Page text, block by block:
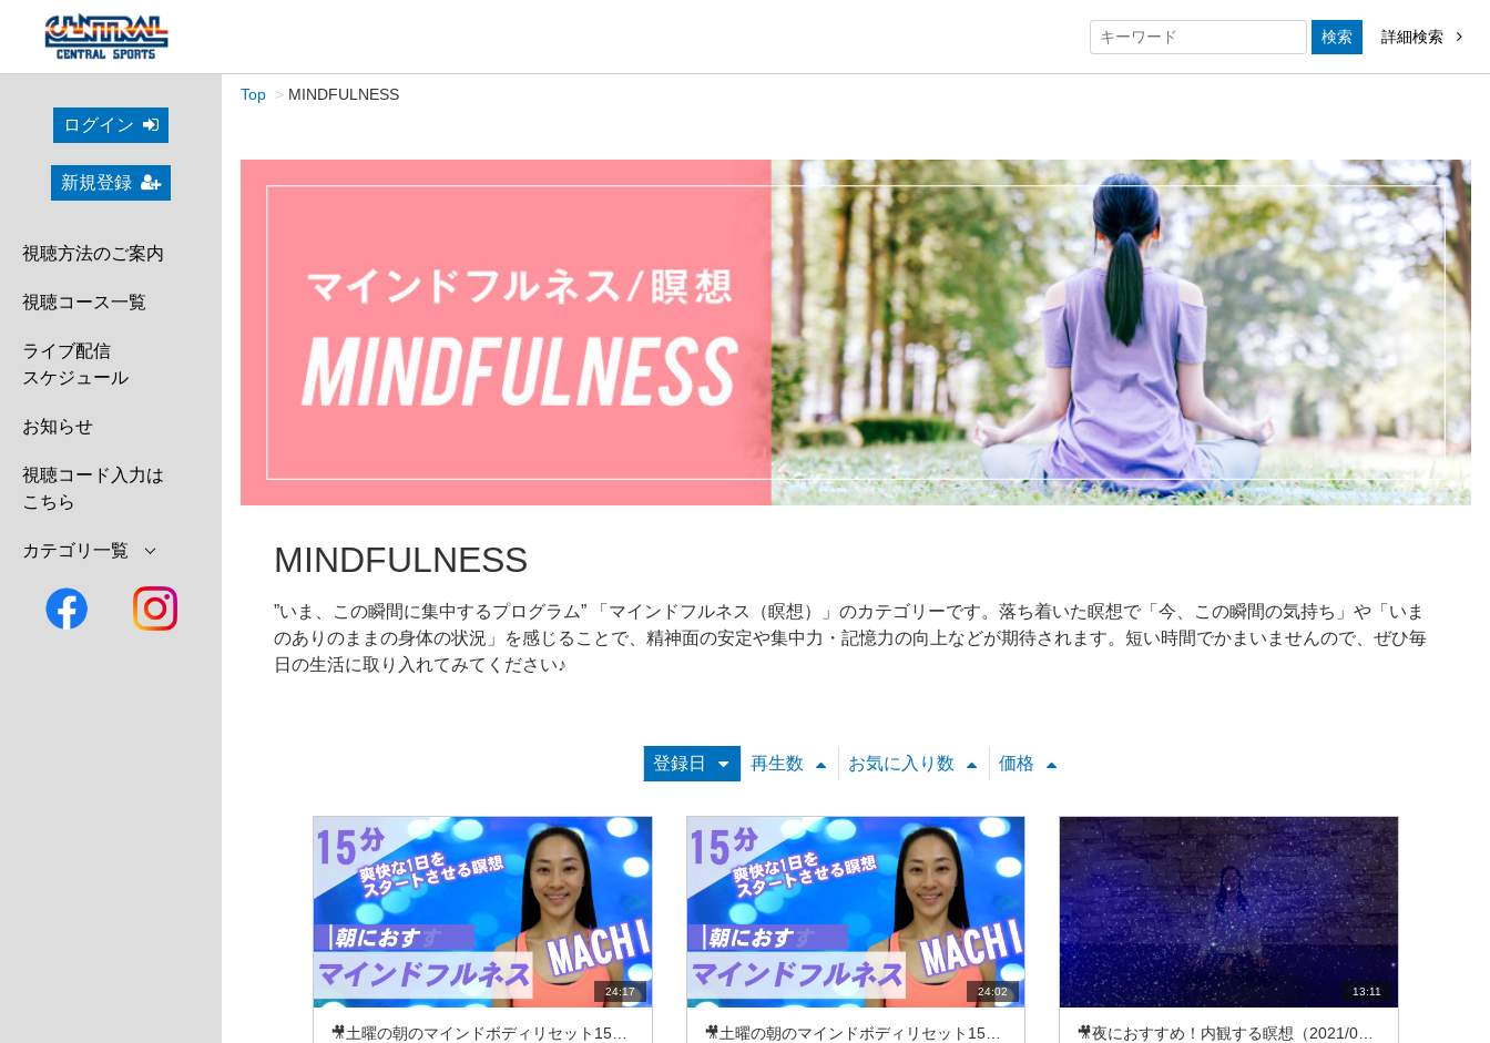
検索 詳細検索
ログイン
新規登録
視聴方法のご案内
視聴コース一覧
ライブ配信
スケジュール
お知らせ
視聴コード入力は
こちら
カテゴリ一覧
Top MINDFULNESS
MINDFULNESS
”いま、この瞬間に集中するプログラム” 「マインドフルネス（瞑想）」のカテゴリーです。落ち着いた瞑想で「今、この瞬間の気持ち」や「いま
のありのままの身体の状況」を感じることで、精神面の安定や集中力・記憶力の向上などが期待されます。短い時間でかまいませんので、ぜひ毎
日の生活に取り入れてみてください♪
登録日 再生数 お気に入り数 価格
24:17 24:02
🎥土曜の朝のマインドボディリセット15_MACHI（2021/08REC）
13:11